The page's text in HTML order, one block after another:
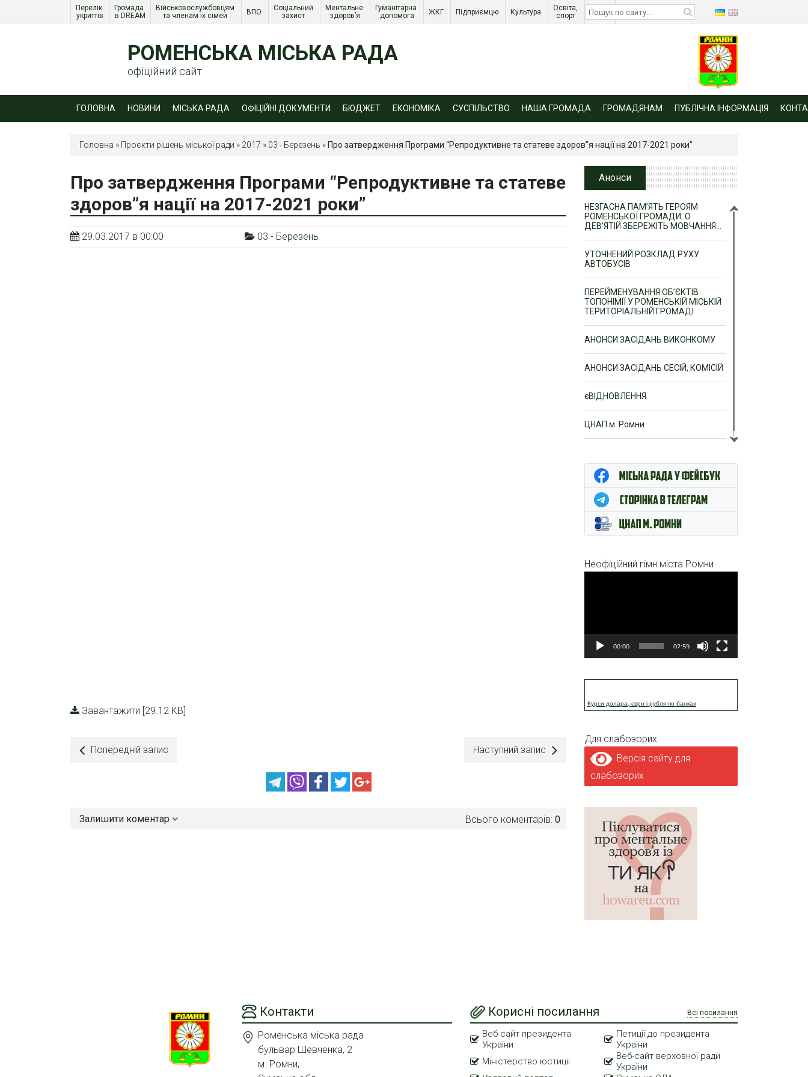
Перелік
укриттів
Громада
в DREAM
Військовослужбовцям
та членам їх сімей
ВПО
Соціальний
захист
Ментальне
здоров’я
Гуманітарна
допомога
ЖКГ Підприємцю Культура
Освіта,
спорт
Діти
війни
РОМЕНСЬКА МІСЬКА РАДА
офіційний сайт
ГОЛОВНА НОВИНИ МІСЬКА РАДА ОФІЦІЙНІ ДОКУМЕНТИ БЮДЖЕТ ЕКОНОМІКА СУСПІЛЬСТВО НАША ГРОМАДА ГРОМАДЯНАМ ПУБЛІЧНА ІНФОРМАЦІЯ
Головна » Проєкти рішень міської ради » 2017 » 03 - Березень » Про затвердження Програми “Репродуктивне та статеве здоров”я нації на 2017-2021 роки”
Про затвердження Програми “Репродуктивне та статеве
здоров”я нації на 2017-2021 роки”
29.03.2017 в 00:00 03 - Березень
Завантажити [29.12 KB]
Попередній запис Наступний запис
Всього коментарів: 0
Залишити коментар
Анонси
НЕЗГАСНА ПАМ’ЯТЬ ГЕРОЯМ
РОМЕНСЬКОЇ ГРОМАДИ: О
ДЕВ’ЯТІЙ ЗБЕРЕЖІТЬ МОВЧАННЯ…
УТОЧНЕНИЙ РОЗКЛАД РУХУ
АВТОБУСІВ
ПЕРЕЙМЕНУВАННЯ ОБ’ЄКТІВ
ТОПОНІМІЇ У РОМЕНСЬКІЙ МІСЬКІЙ
ТЕРИТОРІАЛЬНІЙ ГРОМАДІ
АНОНСИ ЗАСІДАНЬ ВИКОНКОМУ
АНОНСИ ЗАСІДАНЬ СЕСІЙ, КОМІСІЙ
єВІДНОВЛЕННЯ
ЦНАП м. Ромни
Неофіційний гімн міста Ромни
00:00 02:59
Курси долара, євро і рубля по банках
Для слабозорих
Версія сайту для
слабозорих
Контакти
Роменська міська рада
бульвар Шевченка, 2
м. Ромни,
Корисні посилання Всі посилання
Веб-сайт президента
України
Петиції до президента
України
Міністерство юстиції
Веб-сайт верховної ради
України